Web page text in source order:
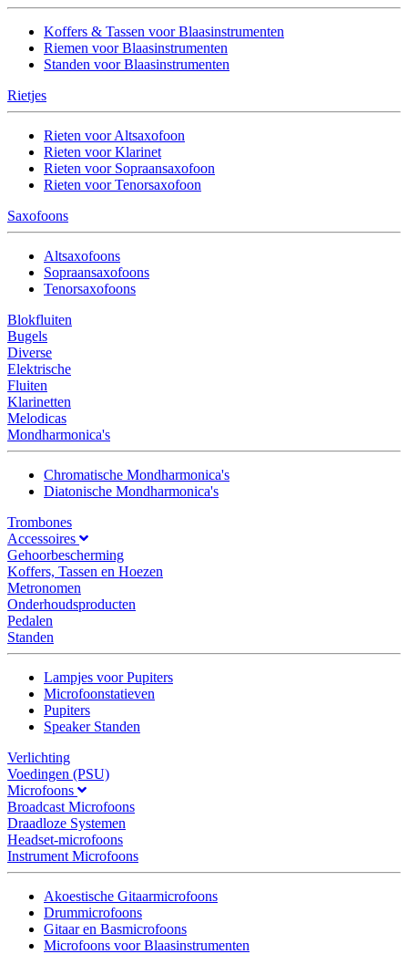
Koffers & Tassen voor Blaasinstrumenten
Riemen voor Blaasinstrumenten
Standen voor Blaasinstrumenten
Rietjes
Rieten voor Altsaxofoon
Rieten voor Klarinet
Rieten voor Sopraansaxofoon
Rieten voor Tenorsaxofoon
Saxofoons
Altsaxofoons
Sopraansaxofoons
Tenorsaxofoons
Blokfluiten
Bugels
Diverse
Elektrische
Fluiten
Klarinetten
Melodicas
Mondharmonica's
Chromatische Mondharmonica's
Diatonische Mondharmonica's
Trombones
Accessoires
Gehoorbescherming
Koffers, Tassen en Hoezen
Metronomen
Onderhoudsproducten
Pedalen
Standen
Lampjes voor Pupiters
Microfoonstatieven
Pupiters
Speaker Standen
Verlichting
Voedingen (PSU)
Microfoons
Broadcast Microfoons
Draadloze Systemen
Headset-microfoons
Instrument Microfoons
Akoestische Gitaarmicrofoons
Drummicrofoons
Gitaar en Basmicrofoons
Microfoons voor Blaasinstrumenten